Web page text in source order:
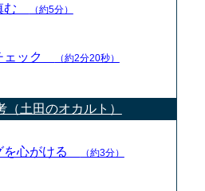
む （約5分）
ェック （約2分20秒）
土田のオカルト）
を心がける （約3分）